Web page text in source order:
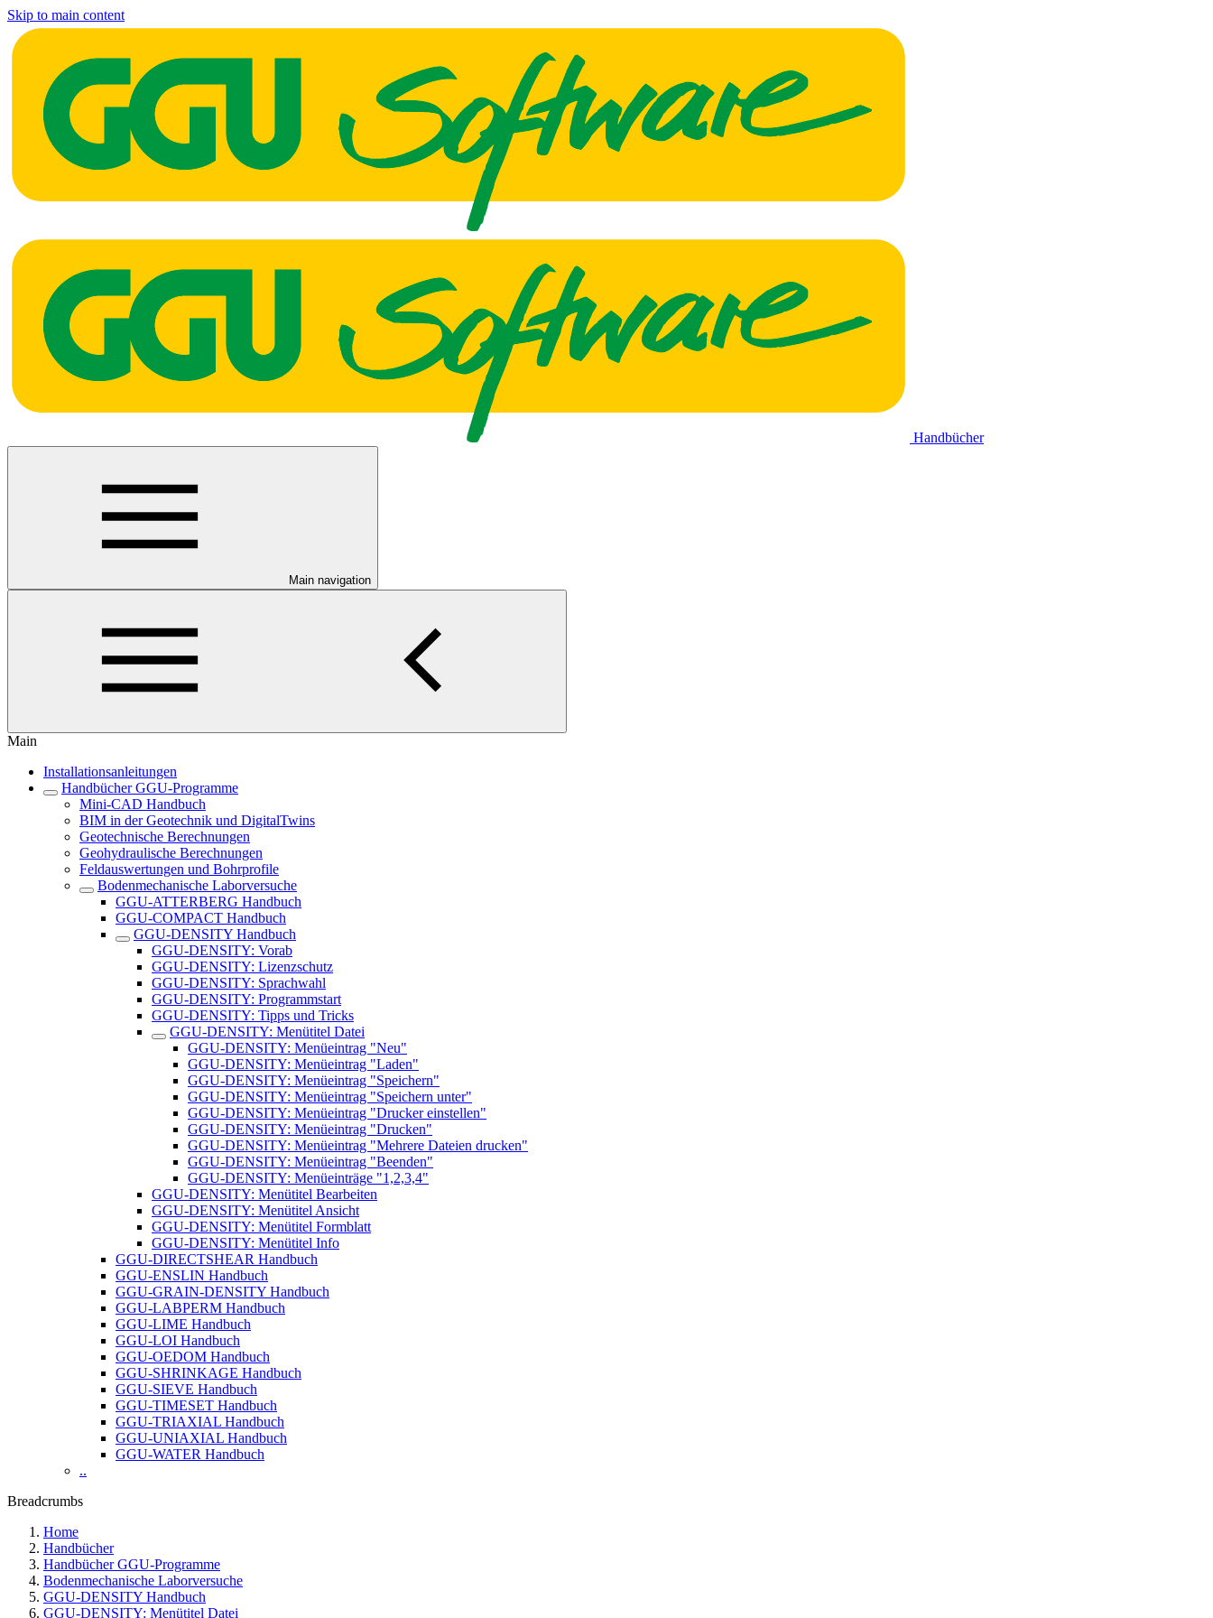
Skip to main content
Handbücher
Main navigation
Main
Installationsanleitungen
Handbücher GGU-Programme
Mini-CAD Handbuch
BIM in der Geotechnik und DigitalTwins
Geotechnische Berechnungen
Geohydraulische Berechnungen
Feldauswertungen und Bohrprofile
Bodenmechanische Laborversuche
GGU-ATTERBERG Handbuch
GGU-COMPACT Handbuch
GGU-DENSITY Handbuch
GGU-DENSITY: Vorab
GGU-DENSITY: Lizenzschutz
GGU-DENSITY: Sprachwahl
GGU-DENSITY: Programmstart
GGU-DENSITY: Tipps und Tricks
GGU-DENSITY: Menütitel Datei
GGU-DENSITY: Menüeintrag "Neu"
GGU-DENSITY: Menüeintrag "Laden"
GGU-DENSITY: Menüeintrag "Speichern"
GGU-DENSITY: Menüeintrag "Speichern unter"
GGU-DENSITY: Menüeintrag "Drucker einstellen"
GGU-DENSITY: Menüeintrag "Drucken"
GGU-DENSITY: Menüeintrag "Mehrere Dateien drucken"
GGU-DENSITY: Menüeintrag "Beenden"
GGU-DENSITY: Menüeinträge "1,2,3,4"
GGU-DENSITY: Menütitel Bearbeiten
GGU-DENSITY: Menütitel Ansicht
GGU-DENSITY: Menütitel Formblatt
GGU-DENSITY: Menütitel Info
GGU-DIRECTSHEAR Handbuch
GGU-ENSLIN Handbuch
GGU-GRAIN-DENSITY Handbuch
GGU-LABPERM Handbuch
GGU-LIME Handbuch
GGU-LOI Handbuch
GGU-OEDOM Handbuch
GGU-SHRINKAGE Handbuch
GGU-SIEVE Handbuch
GGU-TIMESET Handbuch
GGU-TRIAXIAL Handbuch
GGU-UNIAXIAL Handbuch
GGU-WATER Handbuch
..
Breadcrumbs
Home
Handbücher
Handbücher GGU-Programme
Bodenmechanische Laborversuche
GGU-DENSITY Handbuch
GGU-DENSITY: Menütitel Datei